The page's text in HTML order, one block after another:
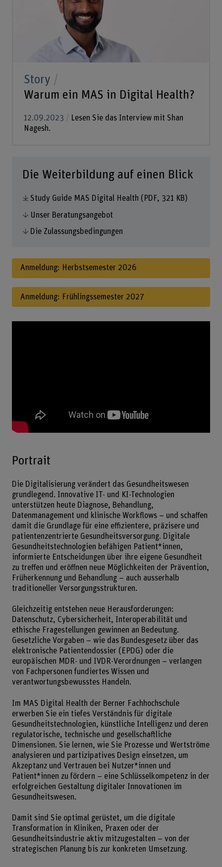
Portrait
Die Digitalisierung verändert das Gesundheitswesen
grundlegend. Innovative IT- und KI-Technologien
unterstützen heute Diagnose, Behandlung,
Datenmanagement und klinische Workflows – und schaffen
damit die Grundlage für eine effizientere, präzisere und
patientenzentrierte Gesundheitsversorgung. Digitale
Gesundheitstechnologien befähigen Patient*innen,
informierte Entscheidungen über ihre eigene Gesundheit
zu treffen und eröffnen neue Möglichkeiten der Prävention,
Früherkennung und Behandlung – auch ausserhalb
traditioneller Versorgungsstrukturen.
Gleichzeitig entstehen neue Herausforderungen:
Datenschutz, Cybersicherheit, Interoperabilität und
ethische Fragestellungen gewinnen an Bedeutung.
Gesetzliche Vorgaben – wie das Bundesgesetz über das
elektronische Patientendossier (EPDG) oder die
europäischen MDR- und IVDR-Verordnungen – verlangen
von Fachpersonen fundiertes Wissen und
verantwortungsbewusstes Handeln.
Im MAS Digital Health der Berner Fachhochschule
erwerben Sie ein tiefes Verständnis für digitale
Gesundheitstechnologien, künstliche Intelligenz und deren
regulatorische, technische und gesellschaftliche
Dimensionen. Sie lernen, wie Sie Prozesse und Wertströme
analysieren und partizipatives Design einsetzen, um
Akzeptanz und Vertrauen bei Nutzer*innen und
Patient*innen zu fördern – eine Schlüsselkompetenz in der
erfolgreichen Gestaltung digitaler Innovationen im
Gesundheitswesen.
Damit sind Sie optimal gerüstet, um die digitale
Transformation in Kliniken, Praxen oder der
Gesundheitsindustrie aktiv mitzugestalten – von der
strategischen Planung bis zur konkreten Umsetzung.
Story
Warum ein MAS in Digital Health?
12.09.2023
Lesen Sie das Interview mit Shan
Nagesh.
Die Weiterbildung auf einen Blick
Study Guide MAS Digital Health (PDF, 321 KB)
Unser Beratungsangebot
Die Zulassungsbedingungen
Anmeldung: Herbstsemester 2026
Anmeldung: Frühlingssemester 2027